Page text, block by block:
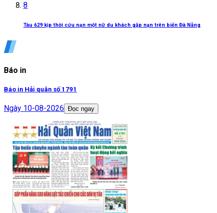
8
Tàu 629 kịp thời cứu nạn một nữ du khách gặp nạn trên biển Đà Nẵng
Báo in
Báo in Hải quân số 1791
Ngày 10-08-2026 Đọc ngay